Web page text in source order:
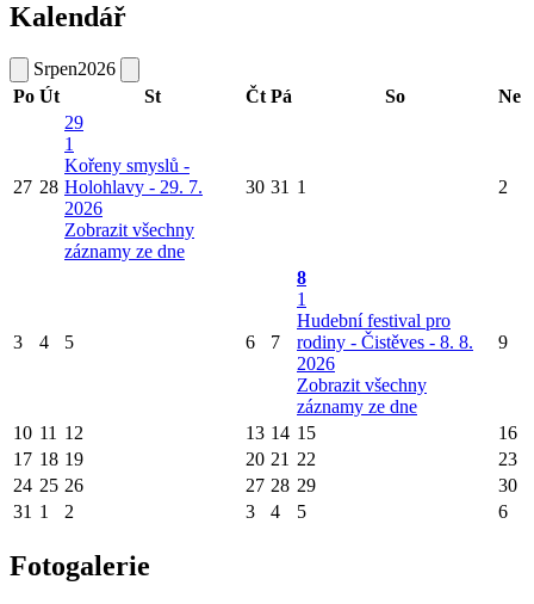
Kalendář
Srpen2026
Po Út St Čt Pá So Ne
27 28
29
1
Kořeny smyslů -
Holohlavy - 29. 7.
2026
Zobrazit všechny
záznamy ze dne
30 31 1 2
3 4 5 6 7
8
1
Hudební festival pro
rodiny - Čistěves - 8. 8.
2026
Zobrazit všechny
záznamy ze dne
9
10 11 12 13 14 15
16
17 18 19 20 21 22
23
24 25 26 27 28 29
30
31 1 2 3 4 5 6
Fotogalerie